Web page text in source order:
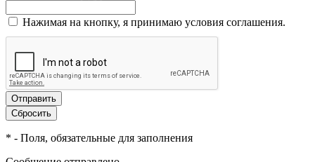
Нажимая на кнопку, я принимаю условия соглашения.
* - Поля, обязательные для заполнения